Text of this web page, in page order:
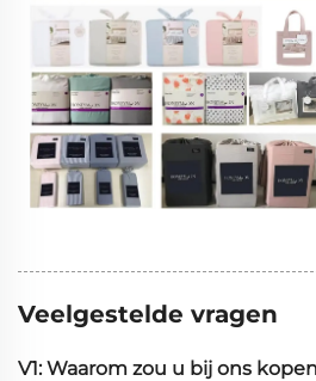
Veelgestelde vragen
V1: Waarom zou u bij ons